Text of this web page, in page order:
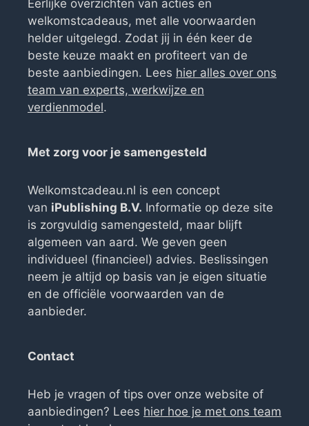
Eerlijke overzichten van acties en
welkomstcadeaus, met alle voorwaarden
helder uitgelegd. Zodat jij in één keer de
beste keuze maakt en profiteert van de
beste aanbiedingen. Lees hier alles over ons
team van experts, werkwijze en
verdienmodel.
Met zorg voor je samengesteld
Welkomstcadeau.nl is een concept
van iPublishing B.V. Informatie op deze site
is zorgvuldig samengesteld, maar blijft
algemeen van aard. We geven geen
individueel (financieel) advies. Beslissingen
neem je altijd op basis van je eigen situatie
en de officiële voorwaarden van de
aanbieder.
Contact
Heb je vragen of tips over onze website of
aanbiedingen? Lees hier hoe je met ons team